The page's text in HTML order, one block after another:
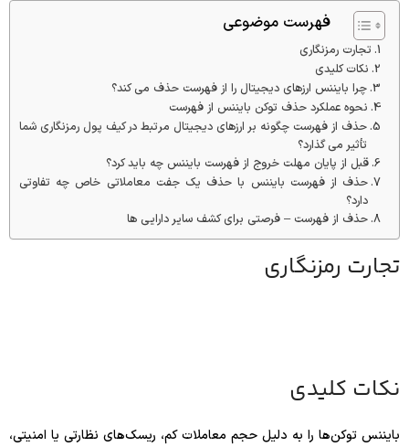
فهرست موضوعی
تجارت رمزنگاری
نکات کلیدی
چرا بایننس ارزهای دیجیتال را از فهرست حذف می کند؟
نحوه عملکرد حذف توکن بایننس از فهرست
حذف از فهرست چگونه بر ارزهای دیجیتال مرتبط در کیف پول رمزنگاری شما
تأثیر می گذارد؟
قبل از پایان مهلت خروج از فهرست بایننس چه باید کرد؟
حذف از فهرست بایننس با حذف یک جفت معاملاتی خاص چه تفاوتی
دارد؟
حذف از فهرست – فرصتی برای کشف سایر دارایی ها
تجارت رمزنگاری
نکات کلیدی
بایننس توکن‌ها را به دلیل حجم معاملات کم، ریسک‌های نظارتی یا امنیتی،